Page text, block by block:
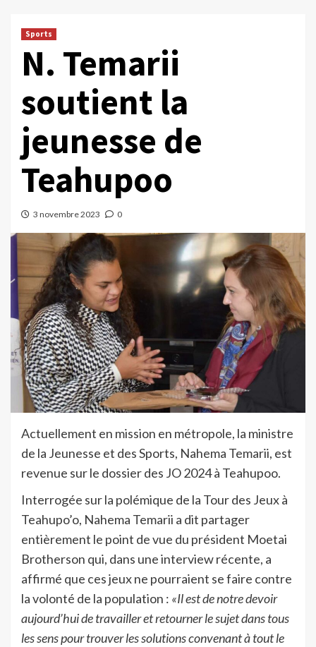
Sports
N. Temarii
soutient la
jeunesse de
Teahupoo
3 novembre 2023 0
Actuellement en mission en métropole, la ministre
de la Jeunesse et des Sports, Nahema Temarii, est
revenue sur le dossier des JO 2024 à Teahupoo.
Interrogée sur la polémique de la Tour des Jeux à
Teahupo’o, Nahema Temarii a dit partager
entièrement le point de vue du président Moetai
Brotherson qui, dans une interview récente, a
affirmé que ces jeux ne pourraient se faire contre
la volonté de la population : «Il est de notre devoir
aujourd’hui de travailler et retourner le sujet dans tous
les sens pour trouver les solutions convenant à tout le